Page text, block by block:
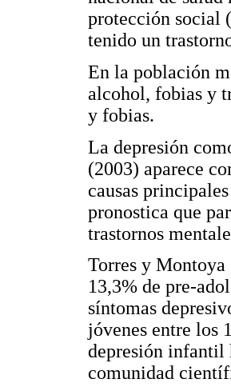
protección social
tenido un
En la población
alcohol, fobias y
y fobias.
La depresión
(2003) aparece
causas
pronostica que
trastornos
Torres y Montoya
13,3% de pre-
síntomas
jóvenes entre los
depresión infantil
comunidad